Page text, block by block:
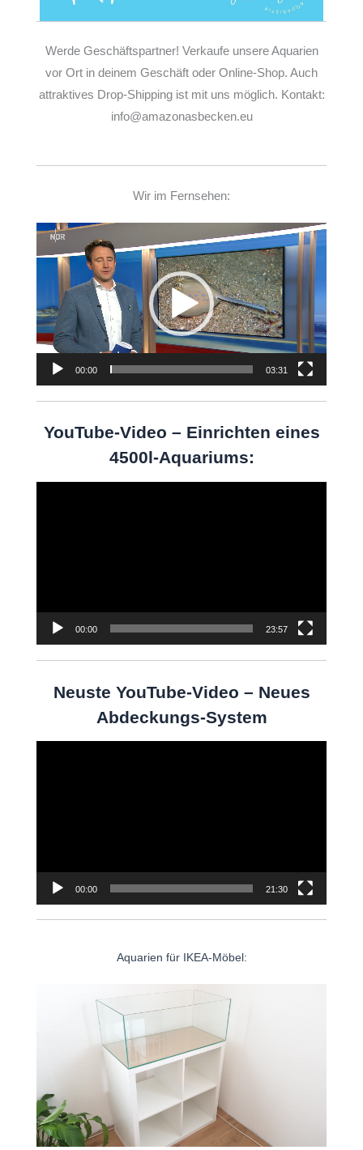
Werde Geschäftspartner! Verkaufe unsere Aquarien
vor Ort in deinem Geschäft oder Online-Shop. Auch
attraktives Drop-Shipping ist mit uns möglich. Kontakt:
info@amazonasbecken.eu
Wir im Fernsehen:
Player
00:00 03:31
YouTube-Video – Einrichten eines
4500l-Aquariums:
00:00 23:57
Neuste YouTube-Video – Neues
Abdeckungs-System
00:00 21:30
Aquarien für IKEA-Möbel: